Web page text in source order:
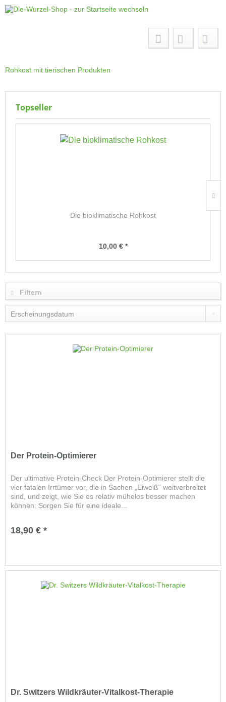
Rohkost mit tierischen Produkten
Topseller
Die bioklimatische Rohkost
10,00 € *
Filtern
Der Protein-Optimierer
Der ultimative Protein-Check Der Protein-Optimierer stellt die
vier fatalen Irrtümer vor, die in Sachen „Eiweiß“ weitverbreitet
sind, und zeigt, wie Sie es relativ mühelos besser machen
können: Sorgen Sie für eine ideale...
18,90 € *
Dr. Switzers Wildkräuter-Vitalkost-Therapie